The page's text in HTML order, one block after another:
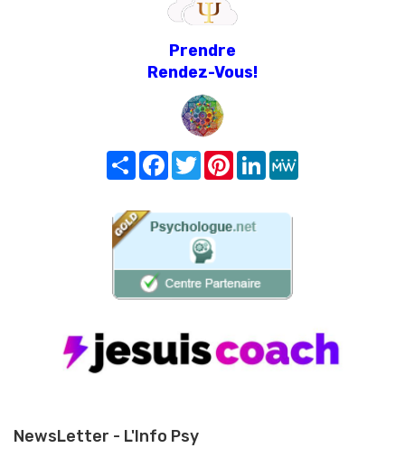
Prendre
Rendez-Vous!
Share FacebookTwitterPinterest
LinkedIn
NewsLetter - L'Info Psy